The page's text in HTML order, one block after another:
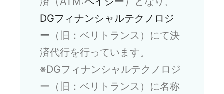
DGフィナンシャルテクノロジ
ー （旧：ベリトランス）にて決
済代行を行っています。
※DGフィナンシャルテクノロジ
ー（旧：ベリトランス）に名称